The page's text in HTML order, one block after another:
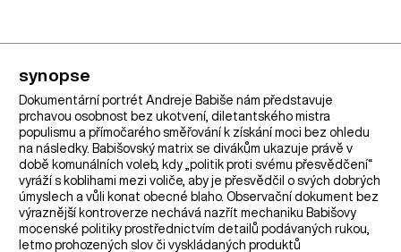
synopse
Dokumentární portrét Andreje Babiše nám představuje
prchavou osobnost bez ukotvení, diletantského mistra
populismu a přímočarého směřování k získání moci bez ohledu
na následky. Babišovský matrix se divákům ukazuje právě v
době komunálních voleb, kdy „politik proti svému přesvědčení“
vyráží s koblihami mezi voliče, aby je přesvědčil o svých dobrých
úmyslech a vůli konat obecné blaho. Observační dokument bez
výraznější kontroverze nechává nazřít mechaniku Babišovy
mocenské politiky prostřednictvím detailů podávaných rukou,
letmo prohozených slov či vyskládaných produktů